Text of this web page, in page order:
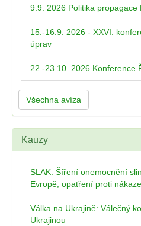
9.9. 2026 Politika propagace
15.-16.9. 2026 - XXVI.
úprav
22.-23.10. 2026 Konference
Všechna avíza
Kauzy
SLAK: Šíření onemocnění
Evropě, opatření proti nákaze
Válka na Ukrajině: Válečný
Ukrajinou